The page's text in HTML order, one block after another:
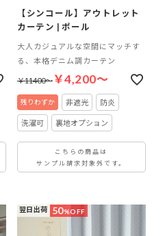
【シンコール】アウトレット
カーテン | ポール
大人カジュアルな空間にマッチす
る、本格デニム調カーテン
￥11400～￥4,200～
非遮光 防炎
洗濯可 裏地オプション
こちらの商品は
サンプル請求対象外です。
翌日出荷 50%OFF